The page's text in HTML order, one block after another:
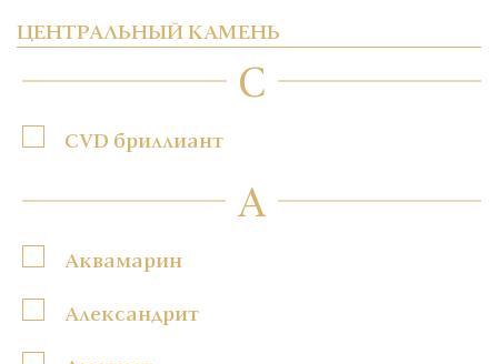
ЦЕНТРАЛЬНЫЙ КАМЕНЬ
C
CVD бриллиант
А
Аквамарин
Александрит